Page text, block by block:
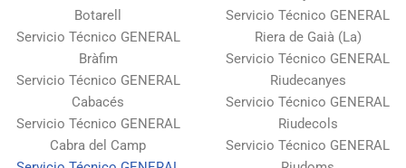
Botarell
Servicio Técnico GENERAL
Bràfim
Servicio Técnico GENERAL
Cabacés
Servicio Técnico GENERAL
Cabra del Camp
Servicio Técnico GENERAL
Riera de Gaià (La)
Servicio Técnico GENERAL
Riudecanyes
Servicio Técnico GENERAL
Riudecols
Servicio Técnico GENERAL